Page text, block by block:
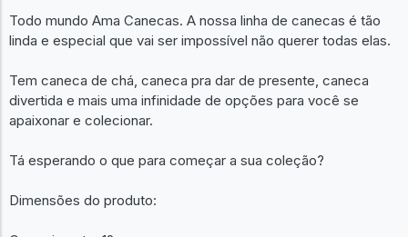
Todo mundo Ama Canecas. A nossa linha de canecas é tão
linda e especial que vai ser impossível não querer todas elas.
Tem caneca de chá, caneca pra dar de presente, caneca
divertida e mais uma infinidade de opções para você se
apaixonar e colecionar.
Tá esperando o que para começar a sua coleção?
Dimensões do produto: